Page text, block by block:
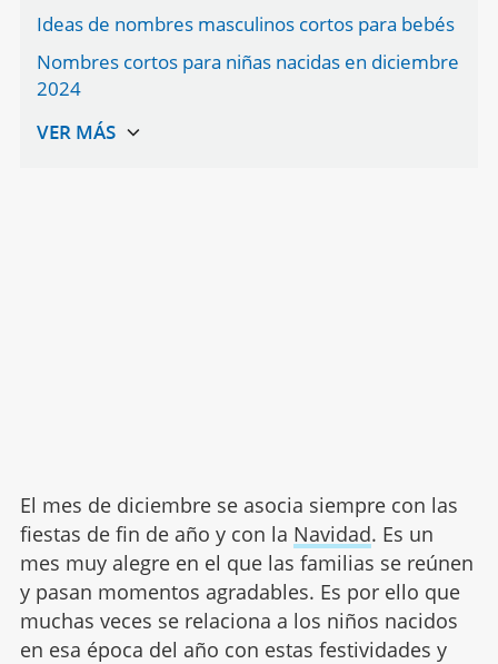
Ideas de nombres masculinos cortos para bebés
Nombres cortos para niñas nacidas en diciembre
2024
El mes de diciembre se asocia siempre con las
fiestas de fin de año y con la Navidad. Es un
mes muy alegre en el que las familias se reúnen
y pasan momentos agradables. Es por ello que
muchas veces se relaciona a los niños nacidos
en esa época del año con estas festividades y